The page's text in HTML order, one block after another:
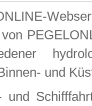
und
und